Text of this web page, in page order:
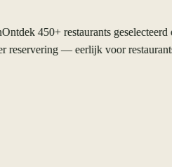
450+ restaurants geselecteerd
— eerlijk voor restaurants